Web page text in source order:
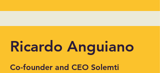
Ricardo Anguiano
Co-founder and CEO Solemti